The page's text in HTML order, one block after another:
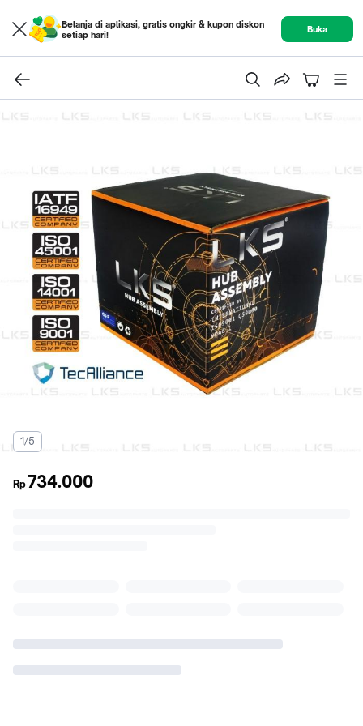
Belanja di aplikasi, gratis ongkir & kupon diskon
setiap hari!
Buka
1/5
Rp734.000